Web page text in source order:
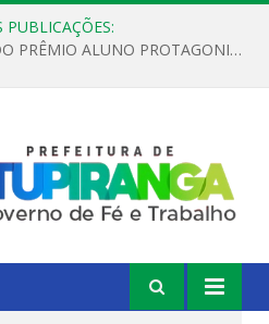
REGULAMENTO OFICIAL DO PRÊMIO ALUNO PROTAGONISTA – EDIÇÃO 2026